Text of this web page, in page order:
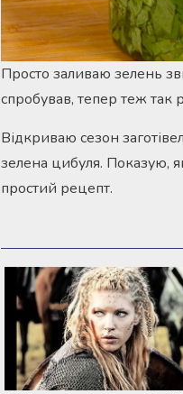
Просто заливаю зелень
спробував, тепер теж так
Відкриваю сезон
зелена цибуля. Показую,
простий рецепт.